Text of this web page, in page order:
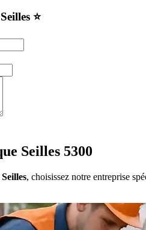
⭐️
Seilles 5300
, choisissez notre entreprise